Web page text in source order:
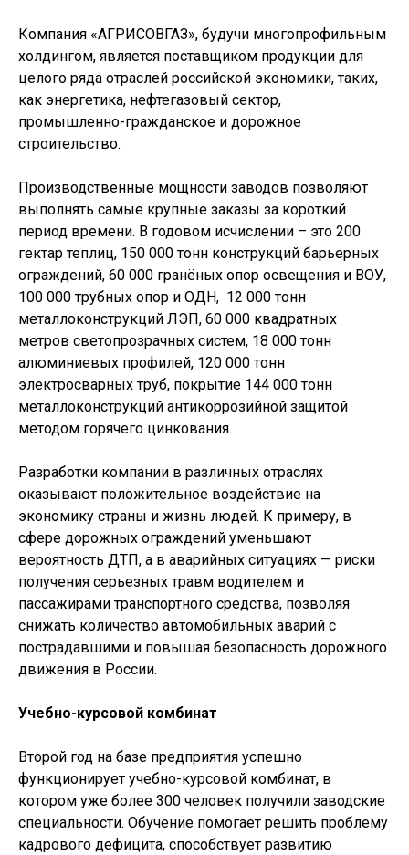
Компания «АГРИСОВГАЗ», будучи многопрофильным
холдингом, является поставщиком продукции для
целого ряда отраслей российской экономики, таких,
как энергетика, нефтегазовый сектор,
промышленно-гражданское и дорожное
строительство.
Производственные мощности заводов позволяют
выполнять самые крупные заказы за короткий
период времени. В годовом исчислении – это 200
гектар теплиц, 150 000 тонн конструкций барьерных
ограждений, 60 000 гранёных опор освещения и ВОУ,
100 000 трубных опор и ОДН, 12 000 тонн
металлоконструкций ЛЭП, 60 000 квадратных
метров светопрозрачных систем, 18 000 тонн
алюминиевых профилей, 120 000 тонн
электросварных труб, покрытие 144 000 тонн
металлоконструкций антикоррозийной защитой
методом горячего цинкования.
Разработки компании в различных отраслях
оказывают положительное воздействие на
экономику страны и жизнь людей. К примеру, в
сфере дорожных ограждений уменьшают
вероятность ДТП, а в аварийных ситуациях — риски
получения серьезных травм водителем и
пассажирами транспортного средства, позволяя
снижать количество автомобильных аварий с
пострадавшими и повышая безопасность дорожного
движения в России.
Учебно-курсовой комбинат
Второй год на базе предприятия успешно
функционирует учебно-курсовой комбинат, в
котором уже более 300 человек получили заводские
специальности. Обучение помогает решить проблему
кадрового дефицита, способствует развитию